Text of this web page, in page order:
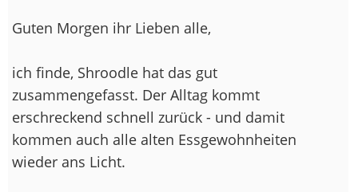
Guten Morgen ihr Lieben alle,
ich finde, Shroodle hat das gut
zusammengefasst. Der Alltag kommt
erschreckend schnell zurück - und damit
kommen auch alle alten Essgewohnheiten
wieder ans Licht.